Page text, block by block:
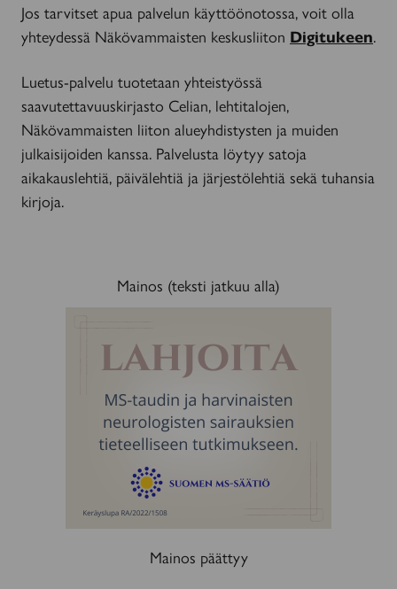
Jos tarvitset apua palvelun käyttöönotossa, voit olla
yhteydessä Näkövammaisten keskusliiton Digitukeen.
Luetus-palvelu tuotetaan yhteistyössä
saavutettavuuskirjasto Celian, lehtitalojen,
Näkövammaisten liiton alueyhdistysten ja muiden
julkaisijoiden kanssa. Palvelusta löytyy satoja
aikakauslehtiä, päivälehtiä ja järjestölehtiä sekä tuhansia
kirjoja.
Mainos (teksti jatkuu alla)
Mainos päättyy